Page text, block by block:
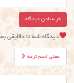
دیدگاه شما تا دقایقی
راهبری
نوشته
معنی اسم ترمه